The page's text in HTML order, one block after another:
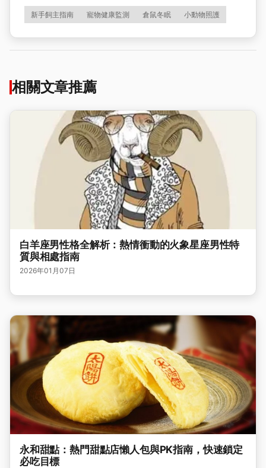
新手飼主指南 寵物健康監測 倉鼠冬眠 小動物照護
相關文章推薦
白羊座男性格全解析：熱情衝動的火象星座男性特
質與相處指南
2026年01月07日
永和甜點：熱門甜點店懶人包與PK指南，快速鎖定
必吃目標